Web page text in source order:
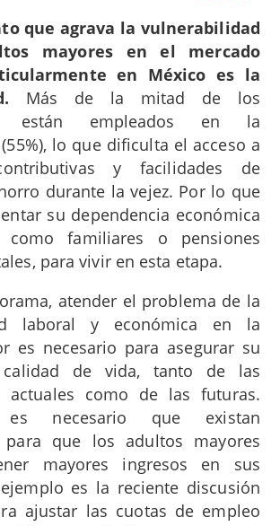
que agrava la vulnerabilidad
mayores en el mercado
en México es la
Más de la mitad de los
están empleados en la
lo que dificulta el acceso a
y facilidades de
durante la vejez. Por lo que
su dependencia económica
como familiares o pensiones
para vivir en esta etapa.
atender el problema de la
laboral y económica en la
es necesario para asegurar su
de vida, tanto de las
actuales como de las futuras.
necesario que existan
para que los adultos mayores
mayores ingresos en sus
es la reciente discusión
ajustar las cuotas de empleo